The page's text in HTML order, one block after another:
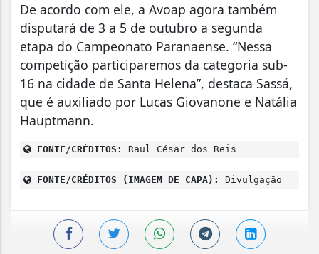
De acordo com ele, a Avoap agora também
disputará de 3 a 5 de outubro a segunda
etapa do Campeonato Paranaense. “Nessa
competição participaremos da categoria sub-
16 na cidade de Santa Helena”, destaca Sassá,
que é auxiliado por Lucas Giovanone e Natália
Hauptmann.
FONTE/CRÉDITOS: Raul César dos Reis
FONTE/CRÉDITOS (IMAGEM DE CAPA): Divulgação